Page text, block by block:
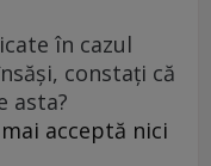
în cazul
constați că
asta?
acceptă nici